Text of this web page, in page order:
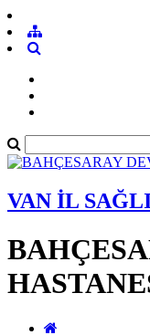
VAN İL